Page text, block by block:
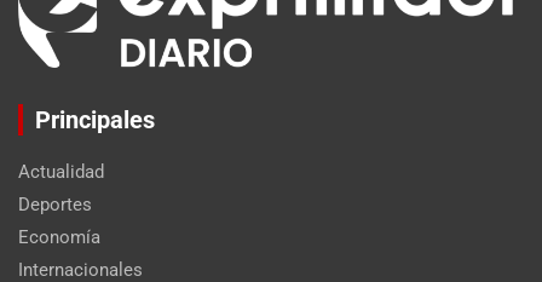
Principales
Actualidad
Deportes
Economía
Internacionales